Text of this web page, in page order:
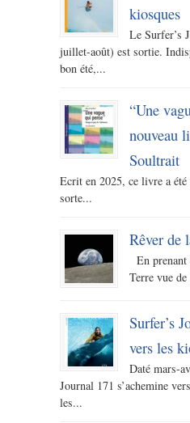
kiosques
Le Surfer’s
juillet-août) est sortie.
bon été,...
“Une
nouveau
Soultrait
Ecrit en 2025, ce livre a
sorte...
Rêver de
En
Terre vue
Surfer’s
vers les
Daté mars-
Journal 171 s’achemine
les...